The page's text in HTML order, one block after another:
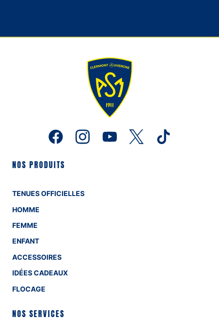
NOS PRODUITS
TENUES OFFICIELLES
HOMME
FEMME
ENFANT
ACCESSOIRES
IDÉES CADEAUX
FLOCAGE
NOS SERVICES